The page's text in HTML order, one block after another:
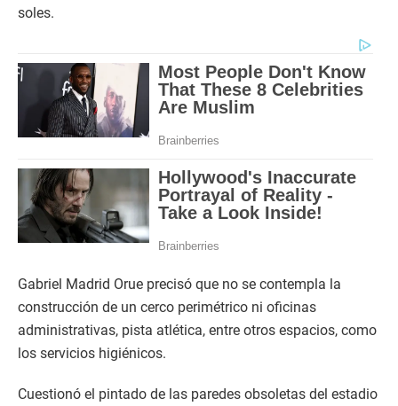
soles.
Gabriel Madrid Orue precisó que no se contempla la
construcción de un cerco perimétrico ni oficinas
administrativas, pista atlética, entre otros espacios, como
los servicios higiénicos.
Cuestionó el pintado de las paredes obsoletas del estadio